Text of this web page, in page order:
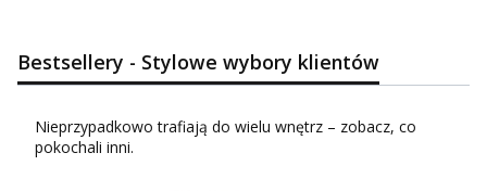
Bestsellery - Stylowe wybory klientów
Nieprzypadkowo trafiają do wielu wnętrz – zobacz, co
pokochali inni.